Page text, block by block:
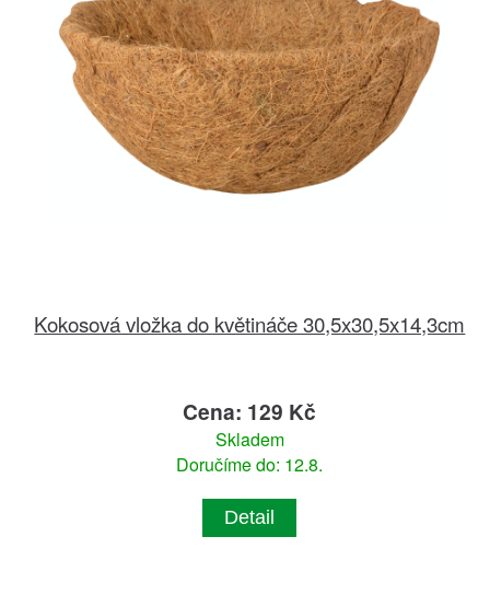
Kokosová vložka do květináče 30,5x30,5x14,3cm
Cena: 129 Kč
Skladem
Doručíme do: 12.8.
Detail